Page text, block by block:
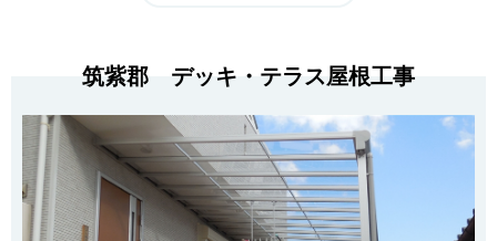
筑紫郡 デッキ・テラス屋根工事